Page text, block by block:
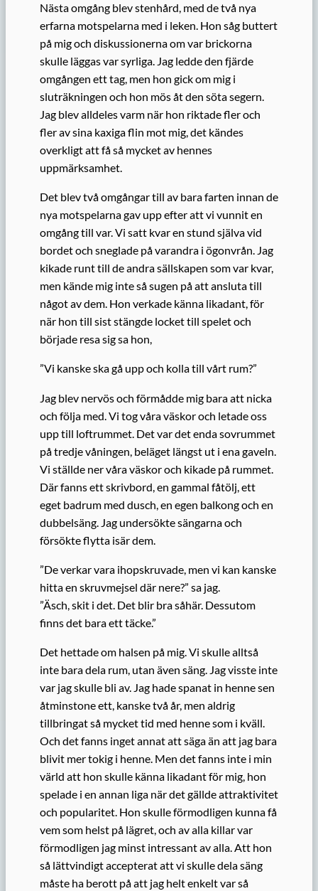
Nästa omgång blev stenhård, med de två nya
erfarna motspelarna med i leken. Hon såg buttert
på mig och diskussionerna om var brickorna
skulle läggas var syrliga. Jag ledde den fjärde
omgången ett tag, men hon gick om mig i
sluträkningen och hon mös åt den söta segern.
Jag blev alldeles varm när hon riktade fler och
fler av sina kaxiga flin mot mig, det kändes
overkligt att få så mycket av hennes
uppmärksamhet.
Det blev två omgångar till av bara farten innan de
nya motspelarna gav upp efter att vi vunnit en
omgång till var. Vi satt kvar en stund själva vid
bordet och sneglade på varandra i ögonvrån. Jag
kikade runt till de andra sällskapen som var kvar,
men kände mig inte så sugen på att ansluta till
något av dem. Hon verkade känna likadant, för
när hon till sist stängde locket till spelet och
började resa sig sa hon,
”Vi kanske ska gå upp och kolla till vårt rum?”
Jag blev nervös och förmådde mig bara att nicka
och följa med. Vi tog våra väskor och letade oss
upp till loftrummet. Det var det enda sovrummet
på tredje våningen, beläget längst ut i ena gaveln.
Vi ställde ner våra väskor och kikade på rummet.
Där fanns ett skrivbord, en gammal fåtölj, ett
eget badrum med dusch, en egen balkong och en
dubbelsäng. Jag undersökte sängarna och
försökte flytta isär dem.
”De verkar vara ihopskruvade, men vi kan kanske
hitta en skruvmejsel där nere?” sa jag.
”Äsch, skit i det. Det blir bra såhär. Dessutom
finns det bara ett täcke.”
Det hettade om halsen på mig. Vi skulle alltså
inte bara dela rum, utan även säng. Jag visste inte
var jag skulle bli av. Jag hade spanat in henne sen
åtminstone ett, kanske två år, men aldrig
tillbringat så mycket tid med henne som i kväll.
Och det fanns inget annat att säga än att jag bara
blivit mer tokig i henne. Men det fanns inte i min
värld att hon skulle känna likadant för mig, hon
spelade i en annan liga när det gällde attraktivitet
och popularitet. Hon skulle förmodligen kunna få
vem som helst på lägret, och av alla killar var
förmodligen jag minst intressant av alla. Att hon
så lättvindigt accepterat att vi skulle dela säng
måste ha berott på att jag helt enkelt var så